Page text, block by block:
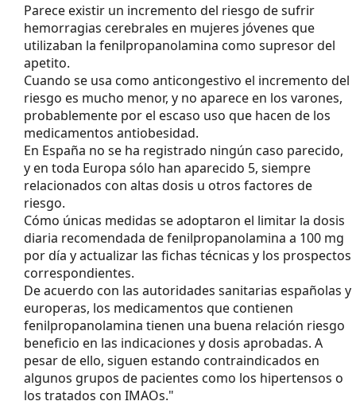
Parece existir un incremento del riesgo de sufrir
hemorragias cerebrales en mujeres jóvenes que
utilizaban la fenilpropanolamina como supresor del
apetito.
Cuando se usa como anticongestivo el incremento del
riesgo es mucho menor, y no aparece en los varones,
probablemente por el escaso uso que hacen de los
medicamentos antiobesidad.
En España no se ha registrado ningún caso parecido,
y en toda Europa sólo han aparecido 5, siempre
relacionados con altas dosis u otros factores de
riesgo.
Cómo únicas medidas se adoptaron el limitar la dosis
diaria recomendada de fenilpropanolamina a 100 mg
por día y actualizar las fichas técnicas y los prospectos
correspondientes.
De acuerdo con las autoridades sanitarias españolas y
europeras, los medicamentos que contienen
fenilpropanolamina tienen una buena relación riesgo
beneficio en las indicaciones y dosis aprobadas. A
pesar de ello, siguen estando contraindicados en
algunos grupos de pacientes como los hipertensos o
los tratados con IMAOs."